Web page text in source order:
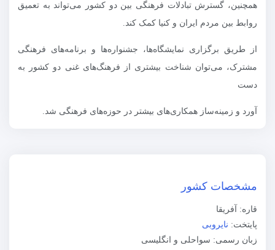
همچنین، گسترش تبادلات فرهنگی بین دو کشور می‌تواند به تعمیق
روابط بین مردم ایران و کنیا کمک کند.
از طریق برگزاری نمایشگاه‌ها، جشنواره‌ها و برنامه‌های فرهنگی
مشترک، می‌توان شناخت بیشتری از فرهنگ‌های غنی دو کشور به
دست
آورد و زمینه‌ساز همکاری‌های بیشتر در حوزه‌های فرهنگی شد.
مشخصات کشور
قاره: آفریقا
پایتخت: نایروبی
زبان رسمی: سواحلی و انگلیسی